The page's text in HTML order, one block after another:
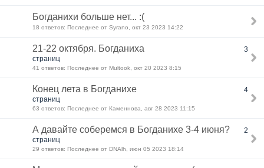
Богданихи больше нет... :(
18 ответов: Последнее от Syrano, окт 23 2023 14:22
21-22 октября. Богданиха
3
страниц
41 ответов: Последнее от Multook, окт 20 2023 8:15
Конец лета в Богданихе
4
страниц
63 ответов: Последнее от Каменнова, авг 28 2023 11:15
А давайте соберемся в Богданихе 3-4 июня?
2
страниц
29 ответов: Последнее от DNAlh, июн 05 2023 18:14